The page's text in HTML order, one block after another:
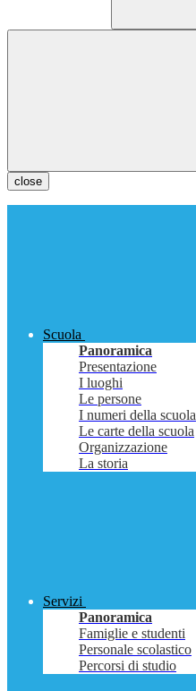
close
Scuola
Panoramica
Presentazione
I luoghi
Le persone
I numeri della scuola
Le carte della scuola
Organizzazione
La storia
Servizi
Panoramica
Famiglie e studenti
Personale scolastico
Percorsi di studio